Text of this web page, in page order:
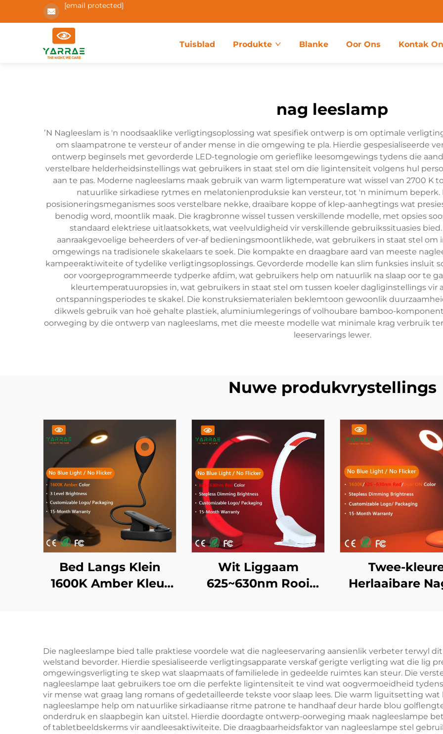
[email protected]
Tuisblad Produkte Blanke Oor Ons Kontak
nag leeslamp
ʼN Nagleeslam is 'n noodsaaklike verligtingsoplossing wat spesifiek ontwerp is om optimale
om slaampatrone te versteur of ander mense in die omgewing te pla. Hierdie gespesialiseerde
ontwerp beginsels met gevorderde LED-tegnologie om gerieflike leesomgewings tydens die
verstelbare helderheidsinstellings wat gebruikers in staat stel om die ligintensiteit volgens hul
aan te pas. Moderne nagleeslams maak gebruik van warm ligtemperature wat wissel van 2700 K
natuurlike sirkadiese rytmes en melatonienproduksie kan versteur, tot 'n minimum
posisioneringsmeganismes soos verstelbare nekke, draaibare koppe of klep-aanhegtings wat
benodig word, moontlik maak. Die kragbronne wissel tussen verskillende modelle, met opsies
standaard elektriese uitlaatsokkets, wat veelvuldigheid vir verskillende gebruikssituasies
aanraakgevoelige beheerders of ver-af bedieningsmoontlikhede, wat gebruikers in staat stel om
omgewings na tradisionele skakelaars te soek. Die kompakte en draagbare aard van meeste
kampeeraktiwiteite of tydelike verligtingsoplossings. Gevorderde modelle kan slim funksies insluit
oor voorgeprogrammeerde tydperke afdim, wat gebruikers help om natuurlik na slaap oor te
kleurtemperatuuropsies in, wat gebruikers in staat stel om tussen koeler dagliginstellings vir
ontspanningsperiodes te skakel. Die konstruksiematerialen beklemtoon gewoonlik
dikwels gebruik van hoë gehalte plastiek, aluminiumlegerings of volhoubare bamboo-
oorweging by die ontwerp van nagleeslams, met die meeste modelle wat minimale krag verbruik
leeservarings lewer.
Nuwe produkvrystellings
Bed Langs Klein
1600K Amber Kleur
Wit Liggaam
625~630nm Rooi
Helderkheid Geheue
800mAh Battery 60U
Loop Tyd 1-Uur
Vinnige Laai
Twee-
Herlaaibare
met Geheue
Batteryleeftyd
C
Die nagleeslampe bied talle praktiese voordele wat die nagleeservaring aansienlik verbeter terwyl
welstand bevorder. Hierdie spesialiseerde verligtingsapparate verskaf gerigte verligting wat die lig
omgewingsverligting te skep wat slaapmaats of familielede in gedeelde ruimtes kan steur. Die
nagleeslampe laat gebruikers toe om die perfekte ligintensiteit te vind wat oogvermoeidheid
vir mense wat graag lang romans of gedetailleerde tekste voor slaap lees. Die warm liguitsetting
nagleeslampe help om natuurlike sirkadiaanse ritme patrone te handhaaf deur harde blou
onderdruk en slaapbegin kan uitstel. Hierdie doordagte ontwerp-oorweging maak nagleeslampe
of tabletbeeldskerms vir aandleesaktiwiteite. Die draagbaarheidsfaktor van nagleeslampe stel